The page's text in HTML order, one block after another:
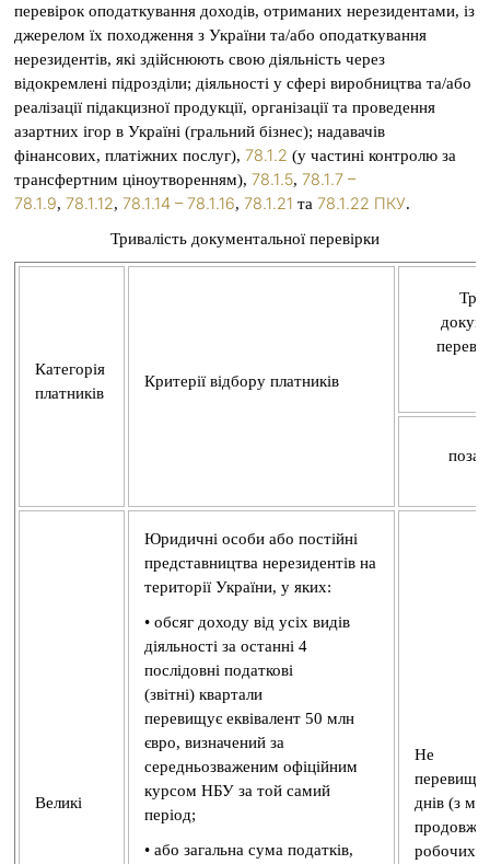
перевірок оподаткування доходів, отриманих нерезидентами, із
джерелом їх походження з України та/або оподаткування
нерезидентів, які здійснюють свою діяльність через
відокремлені підрозділи; діяльності у сфері виробництва та/або
реалізації підакцизної продукції, організації та проведення
азартних ігор в Україні (гральний бізнес); надавачів
фінансових, платіжних послуг),78.1.2 (у частині контролю за
трансфертним ціноутворенням),78.1.5,78.1.7 –
78.1.9,78.1.12,78.1.14 – 78.1.16,78.1.21 та78.1.22 ПКУ.
Тривалість документальної перевірки
Категорія
платників
Критерії відбору платників
Великі
Юридичні особи або постійні
представництва нерезидентів на
території України, у яких:
• обсяг доходу від усіх видів
діяльності за останні 4
послідовні податкові
(звітні) квартали
перевищує еквівалент 50 млн
євро, визначений за
середньозваженим офіційним
курсом НБУ за той самий
період;
• або загальна сума податків,
Не
днів (з
робочих